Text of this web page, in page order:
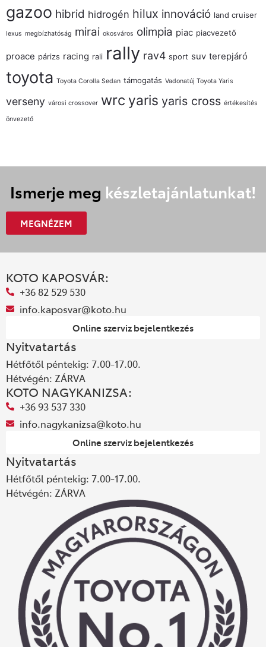
gazoo hibrid hidrogén hilux innováció land cruiser
lexus megbízhatóság mirai okosváros olimpia piac piacvezető
proace párizs racing rali rally rav4 sport suv terepjáró
toyota Toyota Corolla Sedan támogatás Vadonatúj Toyota Yaris
verseny városi crossover wrc yaris yaris cross értékesítés
önvezető
Ismerje meg készletajánlatunkat!
MEGNÉZEM
KOTO KAPOSVÁR:
+36 82 529 530
info.kaposvar@koto.hu
Online szerviz bejelentkezés
Nyitvatartás
Hétfőtől péntekig: 7.00-17.00.
Hétvégén: ZÁRVA
KOTO NAGYKANIZSA:
+36 93 537 330
info.nagykanizsa@koto.hu
Online szerviz bejelentkezés
Nyitvatartás
Hétfőtől péntekig: 7.00-17.00.
Hétvégén: ZÁRVA